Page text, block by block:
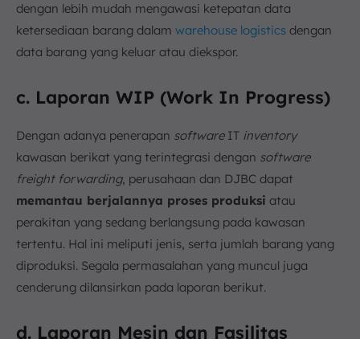
dengan lebih mudah mengawasi ketepatan data
ketersediaan barang dalam warehouse logistics dengan
data barang yang keluar atau diekspor.
c. Laporan WIP (Work In Progress)
Dengan adanya penerapan softwareIT inventory
kawasan berikat yang terintegrasi dengan software
freight forwarding, perusahaan dan DJBC dapat
memantau berjalannya proses produksi atau
perakitan yang sedang berlangsung pada kawasan
tertentu. Hal ini meliputi jenis, serta jumlah barang yang
diproduksi. Segala permasalahan yang muncul juga
cenderung dilansirkan pada laporan berikut.
d. Laporan Mesin dan Fasilitas